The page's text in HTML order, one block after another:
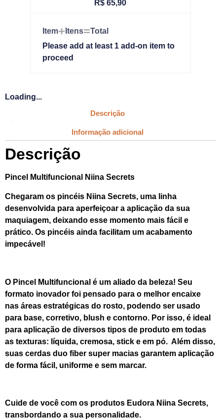
R$ 65,90
Item+ Itens=Total
Please add at least 1 add-on item to
proceed
Loading...
Descrição
Informação adicional
Descrição
Pincel Multifuncional Niina Secrets
Chegaram os pincéis Niina Secrets, uma linha
desenvolvida para aperfeiçoar a aplicação da sua
maquiagem, deixando esse momento mais fácil e
prático. Os pincéis ainda facilitam um acabamento
impecável!
O Pincel Multifuncional é um aliado da beleza! Seu
formato inovador foi pensado para o melhor encaixe
nas áreas estratégicas do rosto, podendo ser usado
para base, corretivo, blush e contorno. Por isso, é ideal
para aplicação de diversos tipos de produto em todas
as texturas: líquida, cremosa, stick e em pó. Além disso,
suas cerdas duo fiber super macias garantem aplicação
de forma fácil, uniforme e sem marcar.
Cuide de você com os produtos Eudora Niina Secrets,
transbordando a sua personalidade.